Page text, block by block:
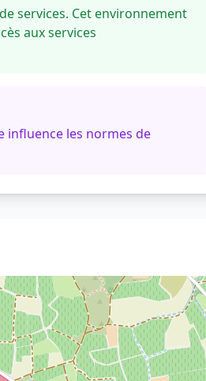
services. Cet environnement
aux services
influence les normes de
Voir sur OpenStreetMap